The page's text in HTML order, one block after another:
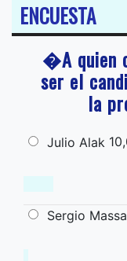
ENCUESTA
�A quien
ser el
la
Julio Alak
Sergio Massa